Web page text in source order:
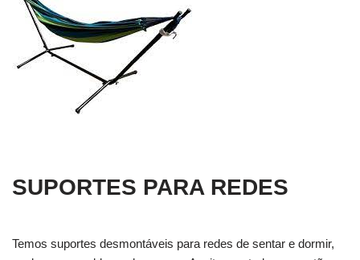
SUPORTES PARA REDES
Temos suportes desmontáveis para redes de sentar e dormir,